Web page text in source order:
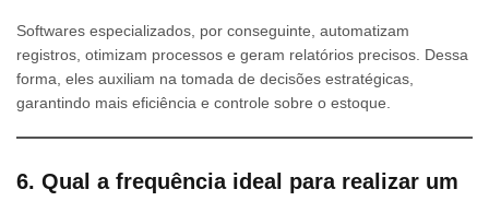
Softwares especializados, por conseguinte, automatizam
registros, otimizam processos e geram relatórios precisos. Dessa
forma, eles auxiliam na tomada de decisões estratégicas,
garantindo mais eficiência e controle sobre o estoque.
6. Qual a frequência ideal para realizar um